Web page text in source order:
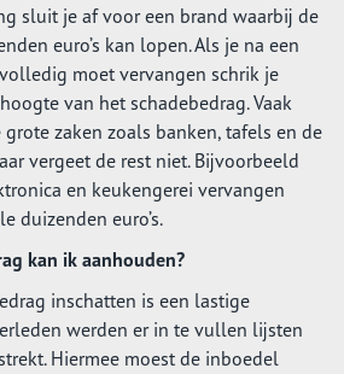
sluit je af voor een brand waarbij de
euro’s kan lopen. Als je na een
moet vervangen schrik je
van het schadebedrag. Vaak
zaken zoals banken, tafels en de
vergeet de rest niet. Bijvoorbeeld
en keukengerei vervangen
duizenden euro’s.
kan ik aanhouden?
inschatten is een lastige
werden er in te vullen lijsten
Hiermee moest de inboedel